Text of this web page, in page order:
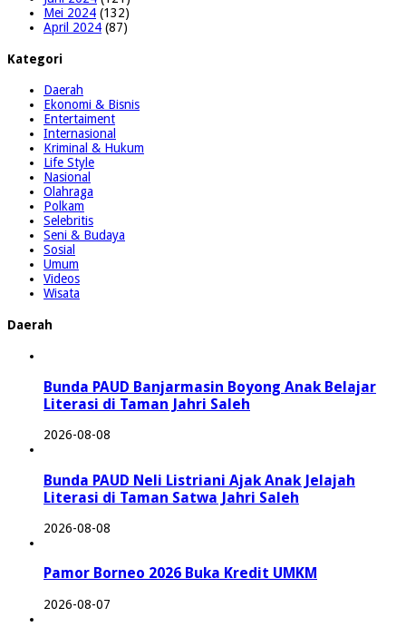
Mei 2024 (132)
April 2024 (87)
Kategori
Daerah
Ekonomi & Bisnis
Entertaiment
Internasional
Kriminal & Hukum
Life Style
Nasional
Olahraga
Polkam
Selebritis
Seni & Budaya
Sosial
Umum
Videos
Wisata
Daerah
Bunda PAUD Banjarmasin Boyong Anak Belajar
Literasi di Taman Jahri Saleh
2026-08-08
Bunda PAUD Neli Listriani Ajak Anak Jelajah
Literasi di Taman Satwa Jahri Saleh
2026-08-08
Pamor Borneo 2026 Buka Kredit UMKM
2026-08-07